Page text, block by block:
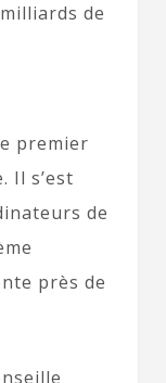
de
premier
Il s’est
de
près de